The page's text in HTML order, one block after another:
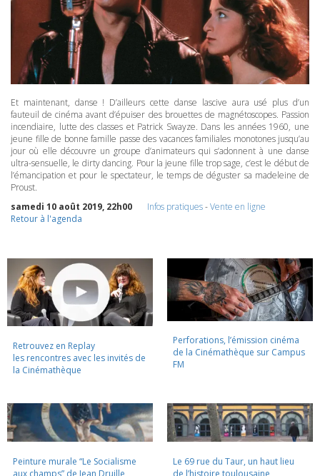
Et maintenant, danse ! D’ailleurs cette danse lascive aura usé plus d’un
fauteuil de cinéma avant d’épuiser des brouettes de magnétoscopes. Passion
incendiaire, lutte des classes et Patrick Swayze. Dans les années 1960, une
jeune fille de bonne famille passe des vacances familiales monotones jusqu’au
jour où elle découvre un groupe d’animateurs qui s’adonnent à une danse
ultra-sensuelle, le dirty dancing. Pour la jeune fille trop sage, c’est le début de
l’émancipation et pour le spectateur, le temps de déguster sa madeleine de
Proust.
samedi 10 août 2019, 22h00
Infos pratiques-Vente en ligne
Retour à l'agenda
Retrouvez en Replay
les rencontres avec les invités de
la Cinémathèque
Perforations, l’émission cinéma
de la Cinémathèque sur Campus
FM
Peinture murale “Le Socialisme
aux champs” de Jean Druille,
Le 69 rue du Taur, un haut lieu
de l’histoire toulousaine